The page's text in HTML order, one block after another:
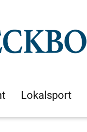
Lokalsport